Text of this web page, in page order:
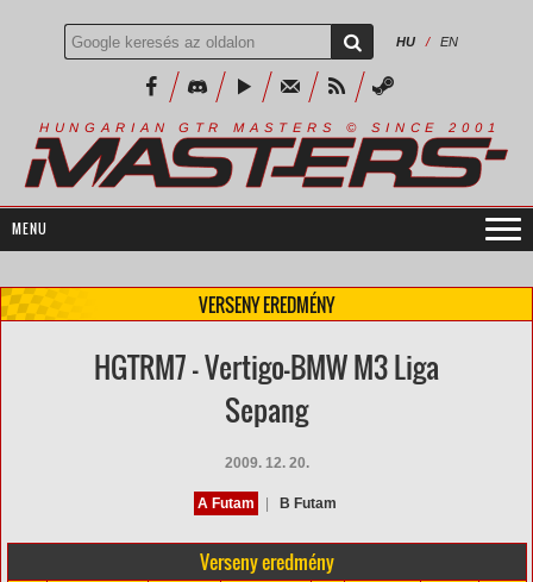
HU / EN
H U N G A R I A N G T R M A S T E R S © S I N C E 2 0 0 1
VERSENY EREDMÉNY
HGTRM7 - Vertigo-BMW M3 Liga
Sepang
2009. 12. 20.
A Futam B Futam
Verseny eredmény